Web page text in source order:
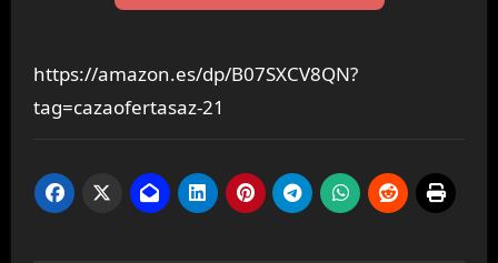
https://amazon.es/dp/B07SXCV8QN?
tag=cazaofertasaz-21